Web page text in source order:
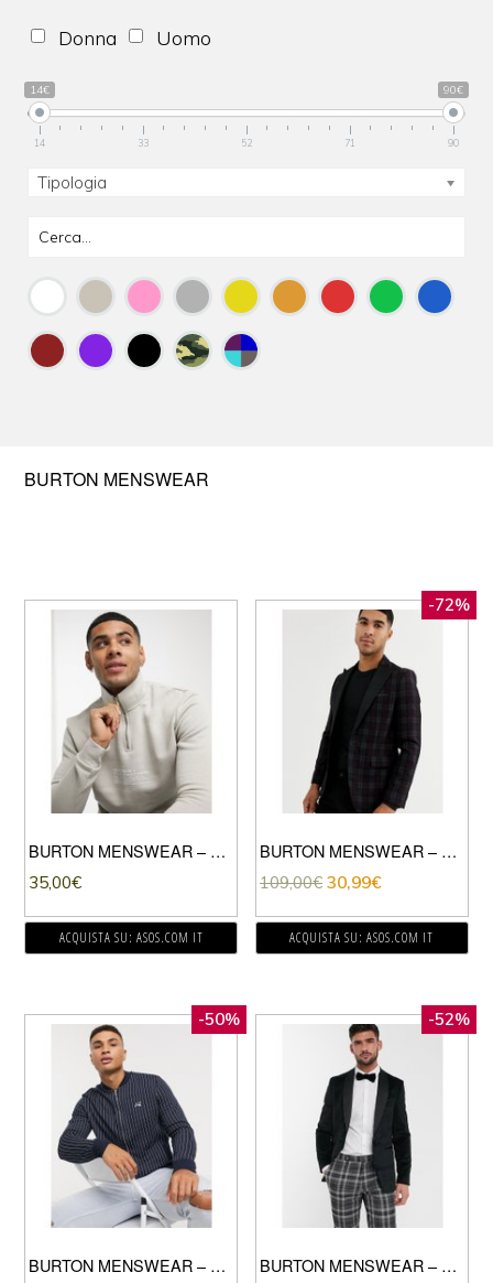
Donna Uomo
14€ 90€
14 33 52 71 90
Tipologia
BURTON MENSWEAR
BURTON MENSWEAR – FELPA GRIGIO PIETRA CON ZIP CORTA E DETTAGLIO A QUADRI
35,00€
ACQUISTA SU: ASOS.COM IT
-72%
BURTON MENSWEAR – GIACCA IN TESSUTO SCOZZESE BORDEAUX-ROSSO
109,00€ 30,99€
ACQUISTA SU: ASOS.COM IT
-50%
BURTON MENSWEAR – MB COLLECTION – BOMBER IN JERSEY BLU NAVY GESSATO
-52%
BURTON MENSWEAR – GIACCA IN VELLUTO NERO